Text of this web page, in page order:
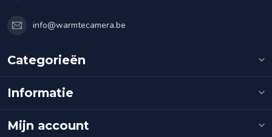
info@warmtecamera.be
Categorieën
Informatie
Mijn account